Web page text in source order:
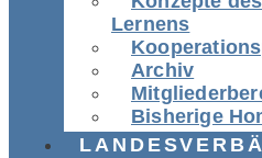
Lernens
Archiv
Bisherige